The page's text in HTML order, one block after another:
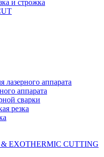
и строжка
аппарата
аппарата
сварки
резка
& EXOTHERMIC CUTTING